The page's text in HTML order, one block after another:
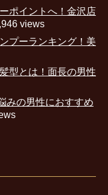
ポイントへ！金沢店
views
プーランキング！美
型とは！面長の男性
みの男性におすすめ